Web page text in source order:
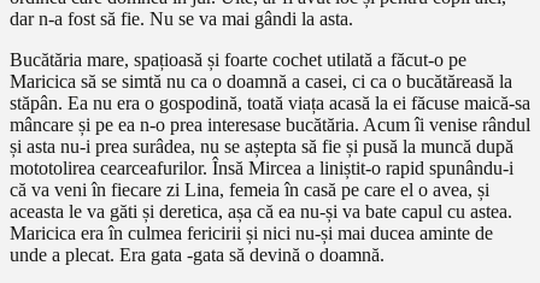
dar n-a fost să fie. Nu se va mai gândi la asta.
Bucătăria mare, spațioasă și foarte cochet utilată a făcut-o pe
Maricica să se simtă nu ca o doamnă a casei, ci ca o bucătăreasă la
stăpân. Ea nu era o gospodină, toată viața acasă la ei făcuse maică-sa
mâncare și pe ea n-o prea interesase bucătăria. Acum îi venise rândul
și asta nu-i prea surâdea, nu se aștepta să fie și pusă la muncă după
mototolirea cearceafurilor. Însă Mircea a liniștit-o rapid spunându-i
că va veni în fiecare zi Lina, femeia în casă pe care el o avea, și
aceasta le va găti și deretica, așa că ea nu-și va bate capul cu astea.
Maricica era în culmea fericirii și nici nu-și mai ducea aminte de
unde a plecat. Era gata -gata să devină o doamnă.